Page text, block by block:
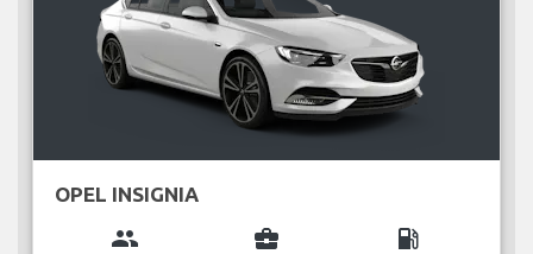
OPEL INSIGNIA
group business_center local_gas_station